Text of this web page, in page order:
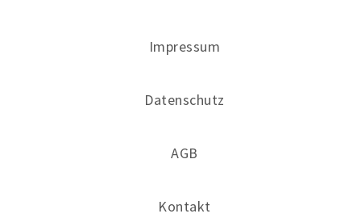
Impressum
Datenschutz
AGB
Kontakt